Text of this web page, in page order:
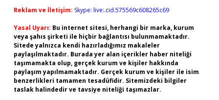
Reklam ve İletişim: Skype: live:.cid.575569c608265c69
Yasal Uyarı: Bu internet sitesi, herhangi bir marka, kurum
veya şahıs şirketi ile hiçbir bağlantısı bulunmamaktadır.
Sitede yalnızca kendi hazırladığımız makaleler
paylaşılmaktadır. Burada yer alan içerikler haber niteliği
taşımamakta olup, gerçek kurum ve kişiler hakkında
paylaşım yapılmamaktadır. Gerçek kurum ve kişiler ile isim
benzerlikleri tamamen tesadüfidir. Sitemizdeki bilgiler
taslak halindedir ve tavsiye niteliği taşımazlar.